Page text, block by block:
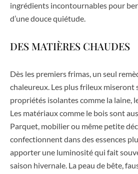
ingrédients incontournables pour
d’une douce quiétude.
DES MATIÈRES CHAUDES
Dès les premiers frimas, un seul
chaleureux. Les plus frileux miseront
propriétés isolantes comme la laine,
Les matériaux comme le bois sont
Parquet, mobilier ou même petite
confectionnent dans des essences
apporter une luminosité qui fait
saison hivernale. La peau de bête,